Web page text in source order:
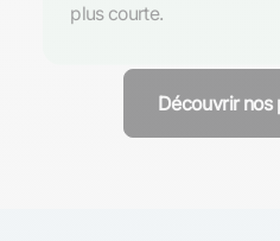
plus courte.
Découvrir nos